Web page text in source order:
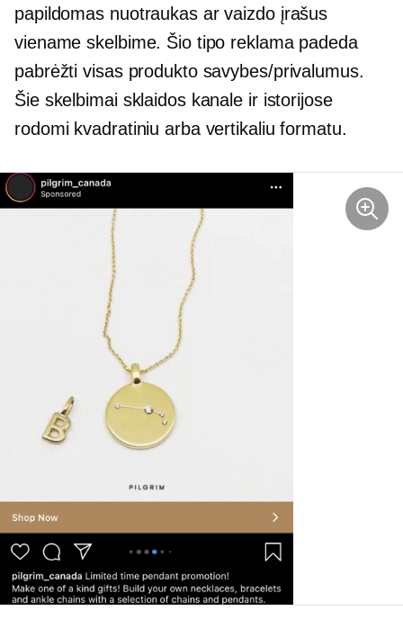
papildomas nuotraukas ar vaizdo įrašus
viename skelbime. Šio tipo reklama padeda
pabrėžti visas produkto savybes/privalumus.
Šie skelbimai sklaidos kanale ir istorijose
rodomi kvadratiniu arba vertikaliu formatu.